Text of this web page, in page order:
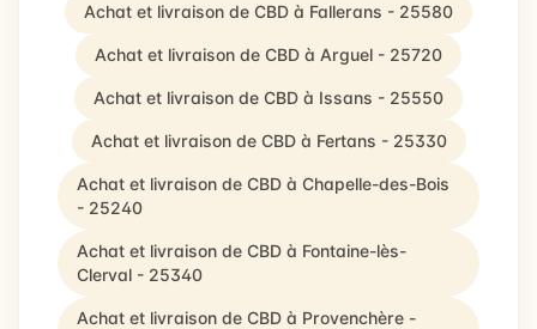
Achat et livraison de CBD à Fallerans - 25580
Achat et livraison de CBD à Arguel - 25720
Achat et livraison de CBD à Issans - 25550
Achat et livraison de CBD à Fertans - 25330
Achat et livraison de CBD à Chapelle-des-Bois
- 25240
Achat et livraison de CBD à Fontaine-lès-
Clerval - 25340
Achat et livraison de CBD à Provenchère -